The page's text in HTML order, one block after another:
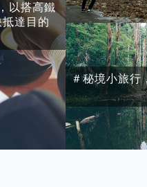
以搭高鐵
達目的
＃秘境小旅行